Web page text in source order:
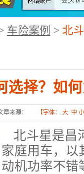
车险案例 > 北
选择？如
章来源： 【字体： 大 中 小
北斗星是昌
家庭用车，以
动机功率不错